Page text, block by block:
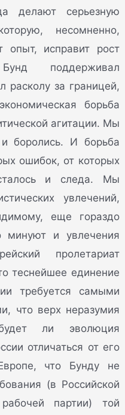
делают серьезную
несомненно,
опыт, исправит рост
поддерживал
расколу за границей,
борьба
агитации. Мы
и боролись. И борьба
ошибок, от которых
и следа. Мы
увлечений,
еще гораздо
и увлечения
пролетариат
теснейшее единение
требуется самыми
что верх неразумия
ли эволюция
отличаться от его
что Бунду не
(в Российской
рабочей партии) той